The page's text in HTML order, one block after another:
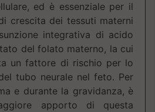
ed è essenziale per il
crescita dei tessuti materni
integrativa di acido
del folato materno, la cui
un fattore di rischio per lo
tubo neurale nel feto. Per
e durante la gravidanza, è
apporto di questa